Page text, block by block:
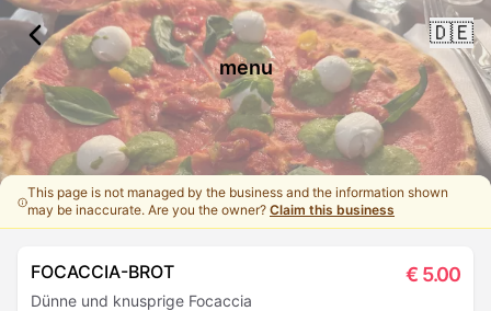
🇩🇪
menu
This page is not managed by the business and the information shown
may be inaccurate. Are you the owner?Claim this business
FOCACCIA-BROT € 5.00
Dünne und knusprige Focaccia